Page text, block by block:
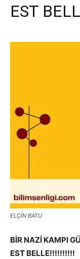
EST
ELÇİN BATU
BİR NAZİ KAMPI
EST BELLE!!!!!!!!!!